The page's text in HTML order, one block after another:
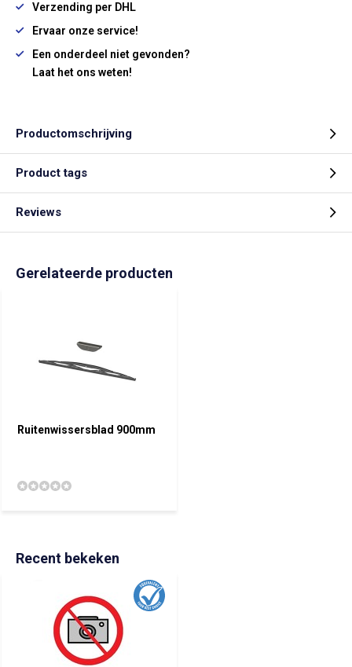
Verzending per DHL
Ervaar onze service!
Een onderdeel niet gevonden?
Laat het ons weten!
Productomschrijving
Product tags
Reviews
Gerelateerde producten
Ruitenwissersblad 900mm
Recent bekeken